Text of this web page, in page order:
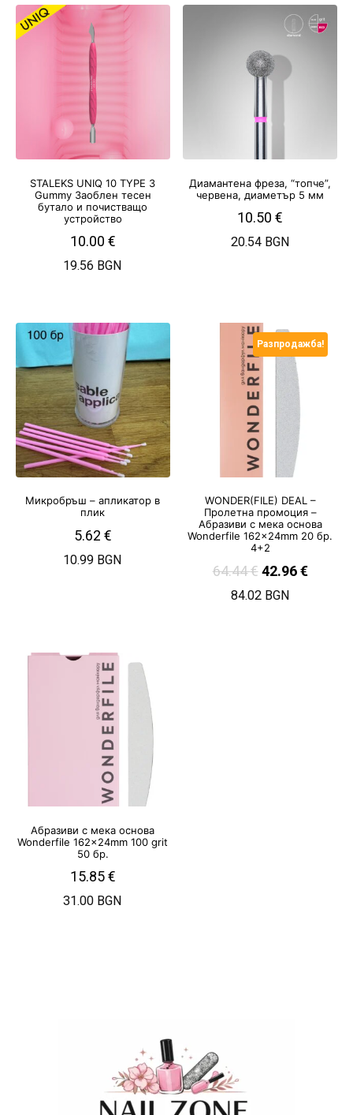
STALEKS UNIQ 10 TYPE 3
Gummy Заоблен тесен
бутало и почистващо
устройство
10.00 €
19.56 BGN
Диамантена фреза, “топче”,
червена, диаметър 5 мм
10.50€
20.54 BGN
Микробръш – апликатор в
плик
5.62 €
10.99 BGN
Разпродажба!
WONDER(FILE) DEAL –
Пролетна промоция –
Абразиви с мека основа
Wonderfile 162x24mm 20 бр.
4+2
64.44€ 42.96€
84.02 BGN
Абразиви с мека основа
Wonderfile 162x24mm 100 grit
50 бр.
15.85€
31.00 BGN